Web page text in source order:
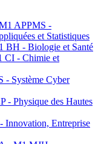
APPMS -
et Statistiques
- Biologie et Santé
- Chimie et
- Système Cyber
- Physique des Hautes
Innovation, Entreprise